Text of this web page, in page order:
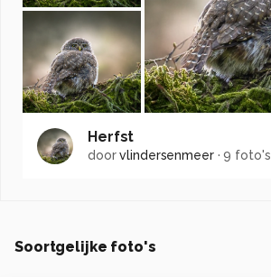
Herfst
doorvlindersenmeer·9 foto's
Soortgelijke foto's